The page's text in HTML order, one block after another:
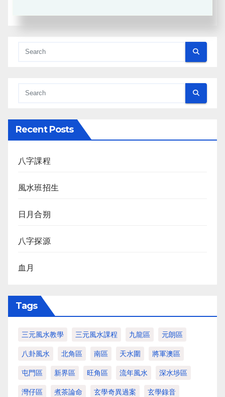
Recent Posts
八字課程
風水班招生
日月合朔
八字探源
血月
Tags
三元風水教學 三元風水課程 九龍區 元朗區
八卦風水 北角區 南區 天水圍 將軍澳區
屯門區 新界區 旺角區 流年風水 深水埗區
灣仔區 煮茶論命 玄學奇異過案 玄學錄音